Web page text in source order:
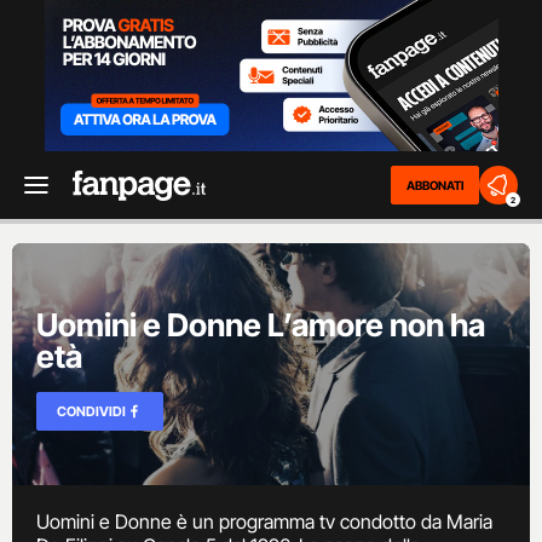
ABBONATI
2
Uomini e Donne L’amore non ha
età
CONDIVIDI
Uomini e Donne è un programma tv condotto da Maria